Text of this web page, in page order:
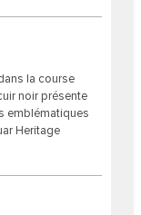
la course
noir présente
emblématiques
Heritage